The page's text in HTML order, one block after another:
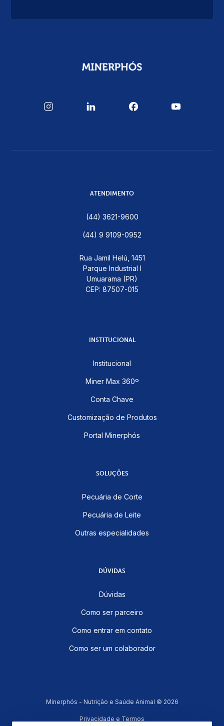
ATENDIMENTO
(44) 3621-9600
(44) 9 9109-0952
Rua Jamil Helú, 1451
Parque Industrial I
Umuarama (PR)
CEP: 87507-015
INSTITUCIONAL
Institucional
Miner Max 360º
Conta Chave
Customização de Produtos
Portal Minerphós
SOLUÇÕES
Pecuária de Corte
Pecuária de Leite
Outras especialidades
DÚVIDAS
Dúvidas
Como ser parceiro
Como entrar em contato
Como ser um colaborador
Minerphós - Nutrição e Saúde Animal © 2026
Privacidade e Termos